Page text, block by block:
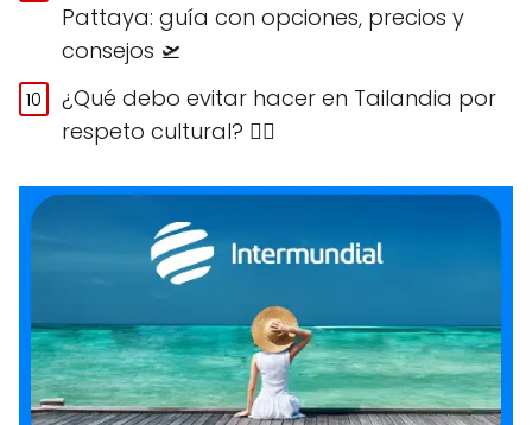
Pattaya: guía con opciones, precios y
consejos 🛫
¿Qué debo evitar hacer en Tailandia por
respeto cultural? 🙅‍♀️